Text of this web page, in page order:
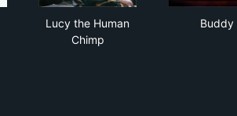
Lucy the Human
Chimp
Buddy